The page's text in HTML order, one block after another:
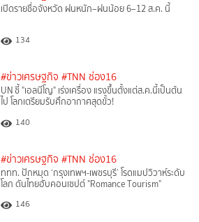
เปิดรายชื่อจังหวัด ฝนหนัก–ฝนน้อย 6–12 ส.ค. นี้
134
#ข่าวเศรษฐกิจ #TNN ช่อง16
UN ชี้ "เอลนีโญ" เร่งเครื่อง แรงขึ้นตั้งแต่ส.ค.นี้เป็นต้น
ไป โลกเตรียมรับศึกอากาศสุดขั้ว!
140
#ข่าวเศรษฐกิจ #TNN ช่อง16
ททท. ปักหมุด ‘กรุงเทพฯ-เพชรบุรี’ โรดแมปวิวาห์ระดับ
โลก ดันไทยฮับคอนเซปต์ "Romance Tourism"
146